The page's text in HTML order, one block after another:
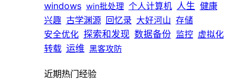
windows win批处理 个人计算机 人生 健康
兴趣 古学渊源 回忆录 大好河山 存储
安全优化 探索和发现 数据备份 监控 虚拟化
转载 运维 黑客攻防
近期热门经验